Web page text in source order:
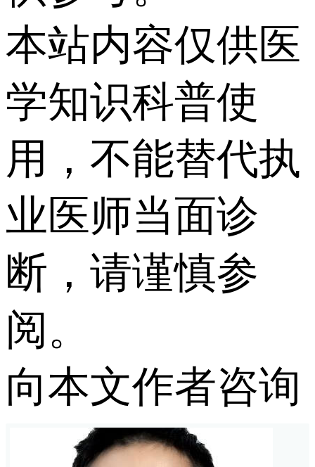
本站内容仅供医
学知识科普使
用，不能替代执
业医师当面诊
断，请谨慎参
阅。
向本文作者咨询